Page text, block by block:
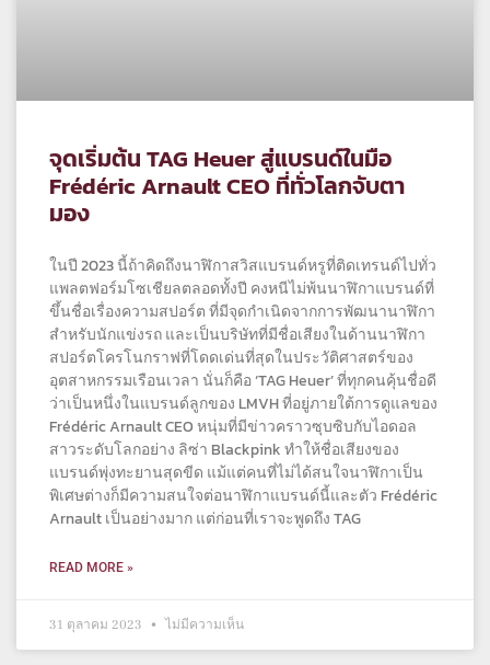
จุดเริ่มต้น TAG Heuer สู่แบรนด์ในมือ
Frédéric Arnault CEO ที่ทั่วโลกจับตา
มอง
ในปี 2023 นี้ถ้าคิดถึงนาฬิกาสวิสแบรนด์หรูที่ติดเทรนด์ไปทั่ว
แพลตฟอร์มโซเชียลตลอดทั้งปี คงหนีไม่พ้นนาฬิกาแบรนด์ที่
ขึ้นชื่อเรื่องความสปอร์ต ที่มีจุดกำเนิดจากการพัฒนานาฬิกา
สำหรับนักแข่งรถ และเป็นบริษัทที่มีชื่อเสียงในด้านนาฬิกา
สปอร์ตโครโนกราฟที่โดดเด่นที่สุดในประวัติศาสตร์ของ
อุตสาหกรรมเรือนเวลา นั่นก็คือ ‘TAG Heuer’ ที่ทุกคนคุ้นชื่อดี
ว่าเป็นหนึ่งในแบรนด์ลูกของ LMVH ที่อยู่ภายใต้การดูแลของ
Frédéric Arnault CEO หนุ่มที่มีข่าวคราวซุบซิบกับไอดอล
สาวระดับโลกอย่าง ลิซ่า Blackpink ทำให้ชื่อเสียงของ
แบรนด์พุ่งทะยานสุดขีด แม้แต่คนที่ไม่ได้สนใจนาฬิกาเป็น
พิเศษต่างก็มีความสนใจต่อนาฬิกาแบรนด์นี้และตัว Frédéric
Arnault เป็นอย่างมาก แต่ก่อนที่เราจะพูดถึง TAG
READ MORE »
31 ตุลาคม 2023 ไม่มีความเห็น